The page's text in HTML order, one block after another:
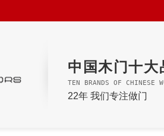
中国木门十大
TEN BRANDS OF CHINESE
22年 我们专注做门